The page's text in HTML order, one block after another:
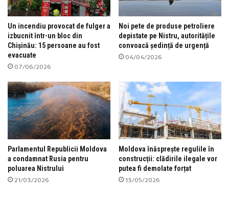
Un incendiu provocat de fulger a
izbucnit într-un bloc din
Chișinău: 15 persoane au fost
evacuate
07/06/2026
Noi pete de produse petroliere
depistate pe Nistru, autoritățile
convoacă ședință de urgență
04/04/2026
Parlamentul Republicii Moldova
a condamnat Rusia pentru
poluarea Nistrului
21/03/2026
Moldova înăsprește regulile în
construcții: clădirile ilegale vor
putea fi demolate forțat
13/05/2026